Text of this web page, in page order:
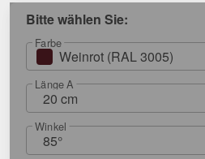
Bitte wählen Sie:
Farbe
Weinrot (RAL 3005)
Länge A
20 cm
Winkel
85°